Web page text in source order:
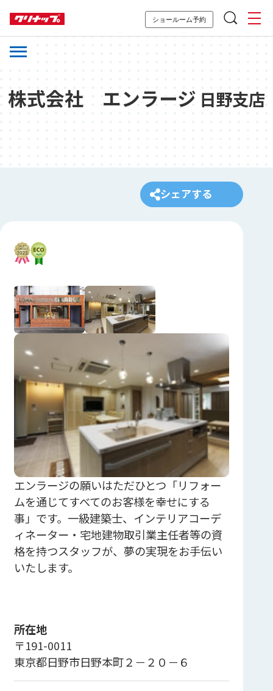
ショールーム予約
株式会社 エンラージ 日野支店
シェアする
エンラージの願いはただひとつ「リフォー
ムを通じてすべてのお客様を幸せにする
事」です。一級建築士、インテリアコーデ
ィネーター・宅地建物取引業主任者等の資
格を持つスタッフが、夢の実現をお手伝い
いたします。
所在地
〒191-0011
東京都日野市日野本町２－２０－６